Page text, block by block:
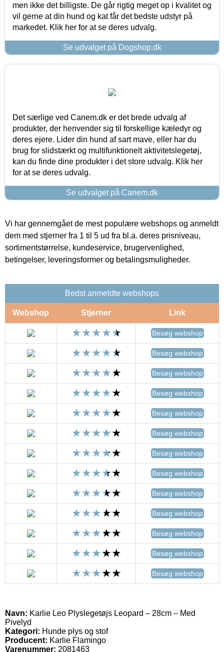
men ikke det billigste. De går rigtig meget op i kvalitet og
vil gerne at din hund og kat får det bedste udstyr på
markedet. Klik her for at se deres udvalg.
Se udvalget på Dogshop.dk
Det særlige ved Canem.dk er det brede udvalg af
produkter, der henvender sig til forskellige kæledyr og
deres ejere. Lider din hund af sart mave, eller har du
brug for slidstærkt og multifunktionelt aktivitetslegetøj,
kan du finde dine produkter i det store udvalg. Klik her
for at se deres udvalg.
Se udvalget på Canem.dk
Vi har gennemgået de mest populære webshops og anmeldt
dem med stjerner fra 1 til 5 ud fra bl.a. deres prisniveau,
sortimentstørrelse, kundeservice, brugervenlighed,
betingelser, leveringsformer og betalingsmuligheder.
Bedst anmeldte webshops
Webshop Stjerner Link
Besøg webshop
Besøg webshop
Besøg webshop
Besøg webshop
Besøg webshop
Besøg webshop
Besøg webshop
Besøg webshop
Besøg webshop
Besøg webshop
Besøg webshop
Besøg webshop
Besøg webshop
Navn: Karlie Leo Plyslegetøjs Leopard – 28cm – Med
Pivelyd
Kategori: Hunde plys og stof
Producent: Karlie Flamingo
Varenummer: 2081463